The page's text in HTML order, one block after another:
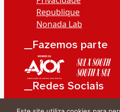
Republique
Nonada Lab
__Fazemos parte
__Redes Sociais